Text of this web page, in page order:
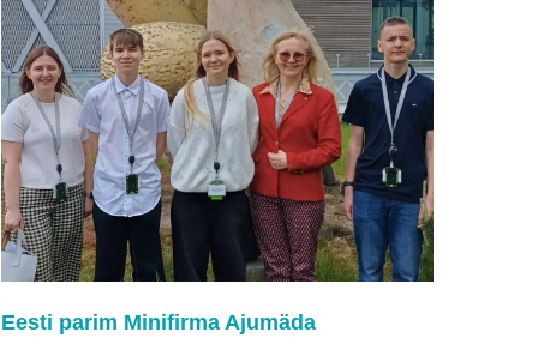
Eesti parim Minifirma Ajumäda